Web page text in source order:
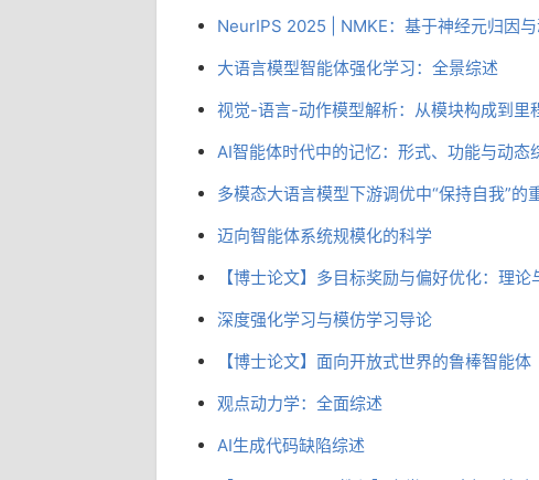
NeurIPS 2025 | NMKE：基于神经元归因
大语言模型智能体强化学习：全景综述
视觉-语言-动作模型解析：从模块构成到里
AI智能体时代中的记忆：形式、功能与动态
多模态大语言模型下游调优中“保持自我”的
迈向智能体系统规模化的科学
【博士论文】多目标奖励与偏好优化：理论
深度强化学习与模仿学习导论
【博士论文】面向开放式世界的鲁棒智能体
观点动力学：全面综述
AI生成代码缺陷综述